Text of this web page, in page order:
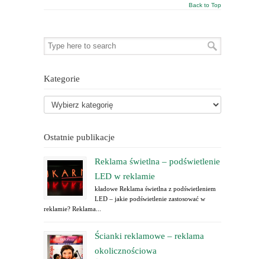
Back to Top
Kategorie
Ostatnie publikacje
Reklama świetlna – podświetlenie
LED w reklamie
kładowe Reklama świetlna z podświetleniem
LED – jakie podświetlenie zastosować w
reklamie? Reklama...
Ścianki reklamowe – reklama
okolicznościowa